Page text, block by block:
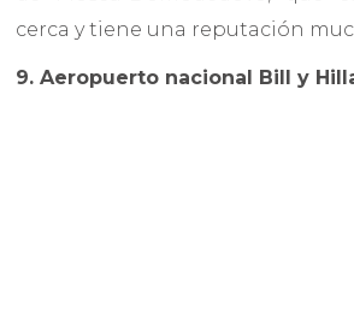
cerca y tiene una reputación
9. Aeropuerto nacional Bill y